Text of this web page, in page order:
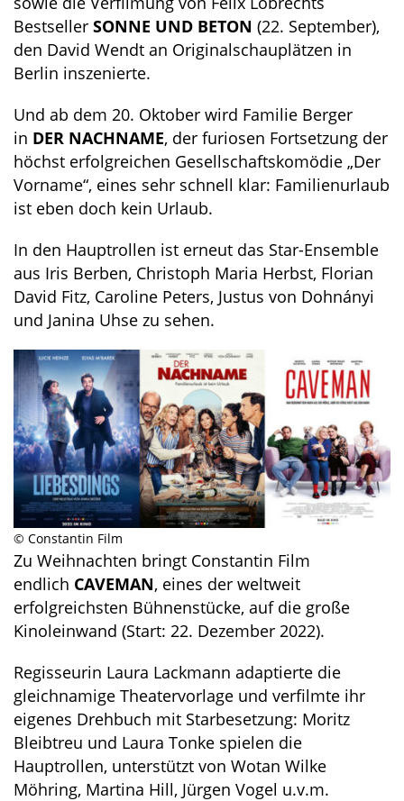
Bestseller SONNE UND BETON (22. September),
den David Wendt an Originalschauplätzen in
Berlin inszenierte.
Und ab dem 20. Oktober wird Familie Berger
in DER NACHNAME, der furiosen Fortsetzung der
höchst erfolgreichen Gesellschaftskomödie „Der
Vorname“, eines sehr schnell klar: Familienurlaub
ist eben doch kein Urlaub.
In den Hauptrollen ist erneut das Star-Ensemble
aus Iris Berben, Christoph Maria Herbst, Florian
David Fitz, Caroline Peters, Justus von Dohnányi
und Janina Uhse zu sehen.
© Constantin Film
Zu Weihnachten bringt Constantin Film
endlich CAVEMAN, eines der weltweit
erfolgreichsten Bühnenstücke, auf die große
Kinoleinwand (Start: 22. Dezember 2022).
Regisseurin Laura Lackmann adaptierte die
gleichnamige Theatervorlage und verfilmte ihr
eigenes Drehbuch mit Starbesetzung: Moritz
Bleibtreu und Laura Tonke spielen die
Hauptrollen, unterstützt von Wotan Wilke
Möhring, Martina Hill, Jürgen Vogel u.v.m.